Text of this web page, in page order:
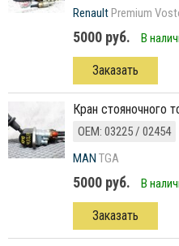
Renault Premium
5000 руб. В
Заказать
кран стояночного
ОЕМ: 03225 / 02454
MAN TGA
5000 руб. В
Заказать